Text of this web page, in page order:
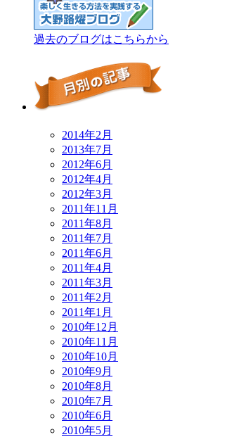
過去のブログはこちらから
2014年2月
2013年7月
2012年6月
2012年4月
2012年3月
2011年11月
2011年8月
2011年7月
2011年6月
2011年4月
2011年3月
2011年2月
2011年1月
2010年12月
2010年11月
2010年10月
2010年9月
2010年8月
2010年7月
2010年6月
2010年5月